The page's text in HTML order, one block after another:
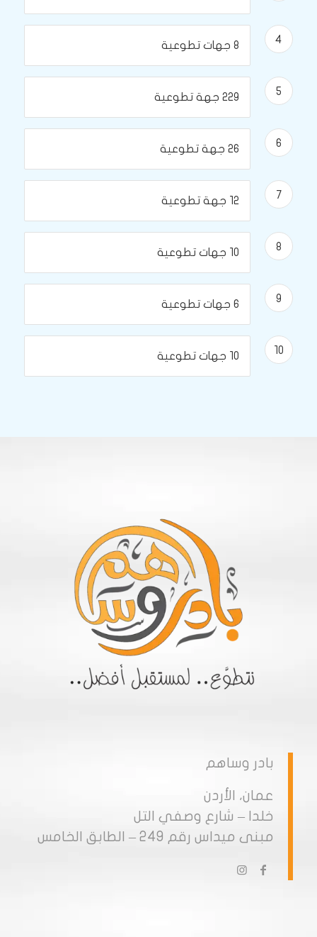
4 8 جهات تطوعية
5 229 جهة تطوعية
6 26 جهة تطوعية
7 12 جهة تطوعية
8 10 جهات تطوعية
9 6 جهات تطوعية
10 10 جهات تطوعية
بادر وساهم
عمان، الأردن
خلدا – شارع وصفي التل
مبنى ميداس رقم 249 – الطابق الخامس